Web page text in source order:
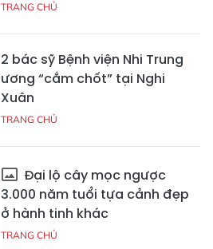
TRANG CHỦ
2 bác sỹ Bệnh viện Nhi Trung
ương “cắm chốt” tại Nghi
Xuân
TRANG CHỦ
Đại lộ cây mọc ngược
3.000 năm tuổi tựa cảnh đẹp
ở hành tinh khác
TRANG CHỦ